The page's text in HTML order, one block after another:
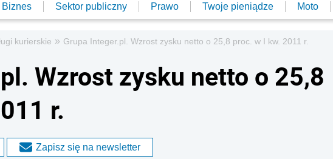
Biznes Sektor publiczny Prawo Twoje pieniądze Moto
kurierskie » Grupa Integer.pl. Wzrost zysku netto o 25,8 proc. w I kw. 2011 r.
Wzrost zysku netto o 25,8
r.
Zapisz się na newsletter